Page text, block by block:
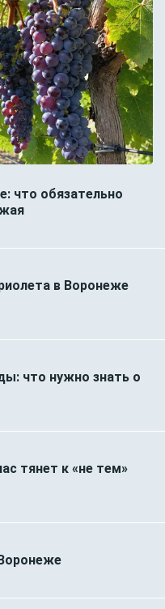
что обязательно
в Воронеже
что нужно знать о
тянет к «не тем»